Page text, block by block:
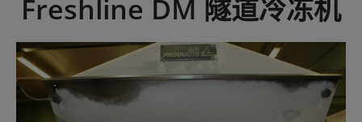
Freshline DM 隧道冷冻机